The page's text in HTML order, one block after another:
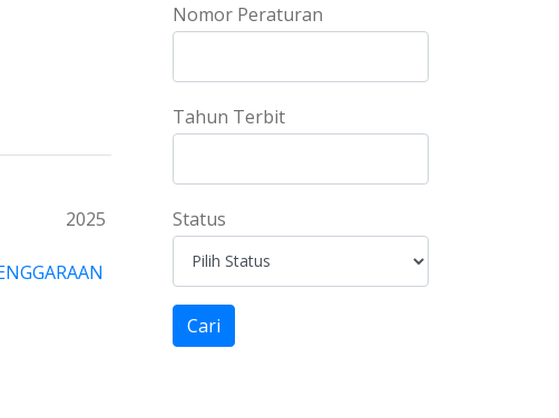
2025
Nomor Peraturan
Tahun Terbit
Status
Cari